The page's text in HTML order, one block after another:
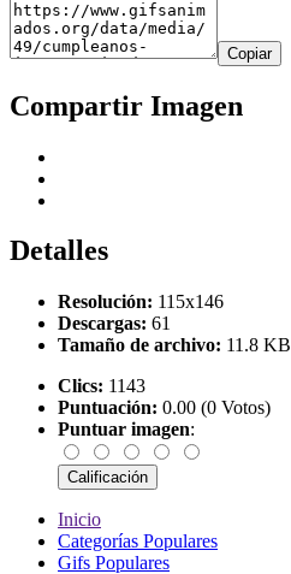
Copiar
Compartir Imagen
Detalles
Resolución: 115x146
Descargas: 61
Tamaño de archivo: 11.8 KB
Clics: 1143
Puntuación: 0.00 (0 Votos)
Puntuar imagen:
Inicio
Categorías Populares
Gifs Populares